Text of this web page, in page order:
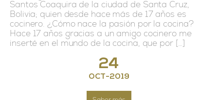
24
OCT-2019
Santos Coaquira de la ciudad de Santa Cruz,
Bolivia; quien desde hace más de 17 años es
cocinero. ¿Cómo nace la pasión por la cocina?
Hace 17 años gracias a un amigo cocinero me
inserté en el mundo de la cocina, que por […]